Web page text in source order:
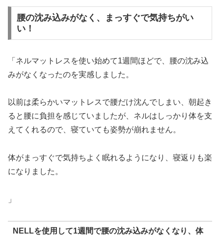
腰の沈み込みがなく、まっすぐで気持ちがい
い！
「ネルマットレスを使い始めて1週間ほどで、腰の沈み込
みがなくなったのを実感しました。
以前は柔らかいマットレスで腰だけ沈んでしまい、朝起き
ると腰に負担を感じていましたが、ネルはしっかり体を支
えてくれるので、寝ていても姿勢が崩れません。
体がまっすぐで気持ちよく眠れるようになり、寝返りも楽
になりました。
」
NELLを使用して1週間で腰の沈み込みがなくなり、体